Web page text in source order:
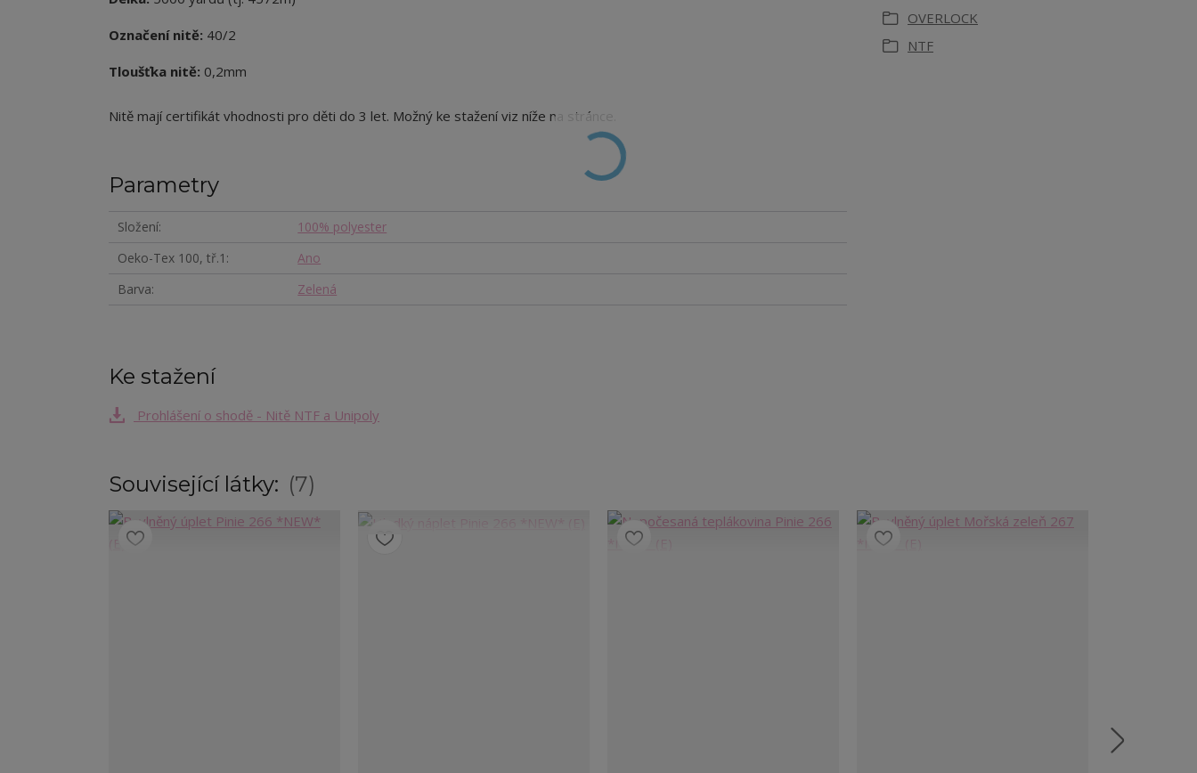
Označení nitě: 40/2
Tloušťka nitě: 0,2mm
Nitě mají certifikát vhodnosti pro děti do 3 let. Možný ke stažení viz níže na stránce.
Parametry
Složení
100% polyester
Oeko-Tex 100, tř.1
Ano
Barva
Zelená
OVERLOCK
NTF
Ke stažení
Prohlášení o shodě - Nitě NTF a Unipoly
Související látky: 7